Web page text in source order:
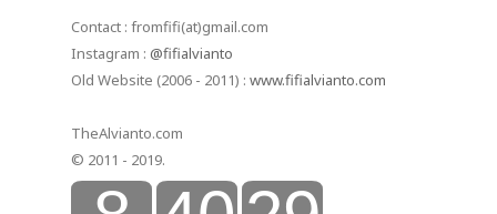
Contact : fromfifi(at)gmail.com
Instagram : @fifialvianto
Old Website (2006 - 2011) : www.fifialvianto.com
TheAlvianto.com
© 2011 - 2019.